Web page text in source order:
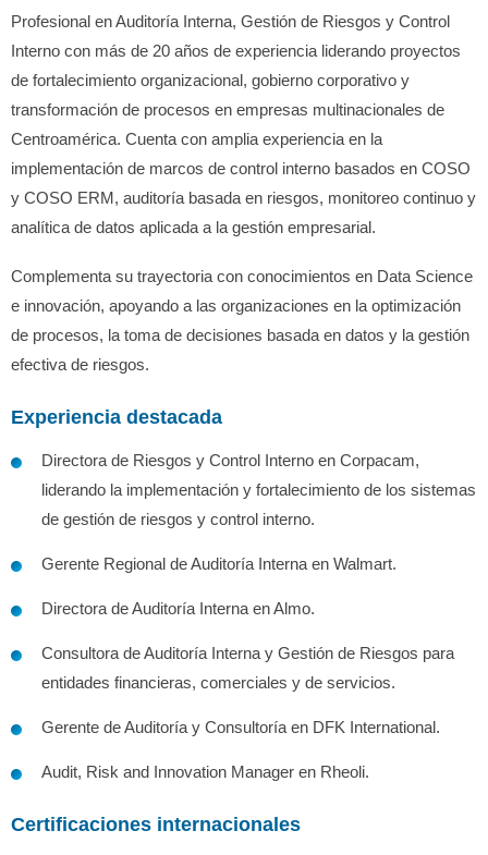
Profesional en Auditoría Interna, Gestión de Riesgos y Control
Interno con más de 20 años de experiencia liderando proyectos
de fortalecimiento organizacional, gobierno corporativo y
transformación de procesos en empresas multinacionales de
Centroamérica. Cuenta con amplia experiencia en la
implementación de marcos de control interno basados en COSO
y COSO ERM, auditoría basada en riesgos, monitoreo continuo y
analítica de datos aplicada a la gestión empresarial.
Complementa su trayectoria con conocimientos en Data Science
e innovación, apoyando a las organizaciones en la optimización
de procesos, la toma de decisiones basada en datos y la gestión
efectiva de riesgos.
Experiencia destacada
Directora de Riesgos y Control Interno en Corpacam,
liderando la implementación y fortalecimiento de los sistemas
de gestión de riesgos y control interno.
Gerente Regional de Auditoría Interna en Walmart.
Directora de Auditoría Interna en Almo.
Consultora de Auditoría Interna y Gestión de Riesgos para
entidades financieras, comerciales y de servicios.
Gerente de Auditoría y Consultoría en DFK International.
Audit, Risk and Innovation Manager en Rheoli.
Certificaciones internacionales